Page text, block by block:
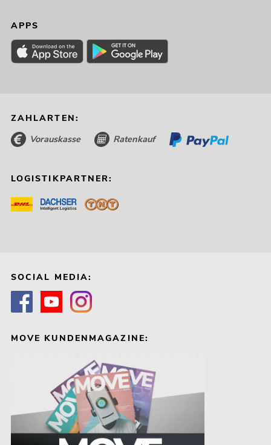
APPS
ZAHLARTEN:
Vorauskasse Ratenkauf
LOGISTIKPARTNER:
SOCIAL MEDIA:
MOVE KUNDENMAGAZINE: